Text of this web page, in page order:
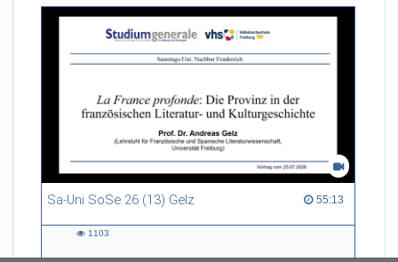
Sa-Uni SoSe 26 (13) Gelz 55:13
55:13 duration
1103